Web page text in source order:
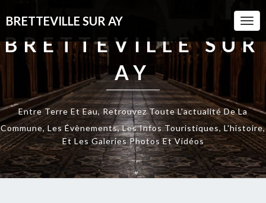
BRETTEVILLE SUR AY
BRETTEVILLE SUR
AY
Entre Terre Et Eau, Retrouvez Toute L'actualité De La
Commune, Les Évènements, Les Infos Touristiques, L'histoire,
Et Les Galeries Photos Et Vidéos